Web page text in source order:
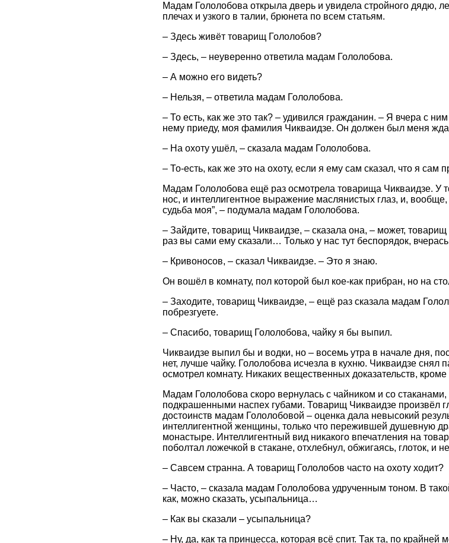
Мадам Гололобова открыла дверь и увидела стройного дядю,
плечах и узкого в талии, брюнета по всем статьям.
– Здесь живёт товарищ Гололобов?
– Здесь, – неуверенно ответила мадам Гололобова.
– А можно его видеть?
– Нельзя, – ответила мадам Гололобова.
– То есть, как же это так? – удивился гражданин. – Я вчера с
нему приеду, моя фамилия Чикваидзе. Он должен был меня
– На охоту ушёл, – сказала мадам Гололобова.
– То-есть, как же это на охоту, если я ему сам сказал, что я сам
Мадам Гололобова ещё раз осмотрела товарища Чикваидзе. У
нос, и интеллигентное выражение маслянистых глаз, и, вообще,
судьба моя”, – подумала мадам Гололобова.
– Зайдите, товарищ Чикваидзе, – сказала она, – может,
раз вы сами ему сказали… Только у нас тут беспорядок,
– Кривоносов, – сказал Чикваидзе. – Это я знаю.
Он вошёл в комнату, пол которой был кое-как прибран, но на
– Заходите, товарищ Чикваидзе, – ещё раз сказала мадам
побрезгуете.
– Спасибо, товарищ Гололобова, чайку я бы выпил.
Чикваидзе выпил бы и водки, но – восемь утра в начале дня,
нет, лучше чайку. Гололобова исчезла в кухню. Чикваидзе снял
осмотрел комнату. Никаких вещественных доказательств,
Мадам Гололобова скоро вернулась с чайником и со
подкрашенными наспех губами. Товарищ Чикваидзе произвёл
достоинств мадам Гололобовой – оценка дала невысокий
интеллигентной женщины, только что пережившей душевную
монастыре. Интеллигентный вид никакого впечатления на
поболтал ложечкой в стакане, отхлебнул, обжигаясь, глоток, и
– Савсем странна. А товарищ Гололобов часто на охоту ходит?
– Часто, – сказала мадам Гололобова удрученным тоном. В
как, можно сказать, усыпальница…
– Как вы сказали – усыпальница?
– Ну, да, как та принцесса, которая всё спит. Так та, по крайней